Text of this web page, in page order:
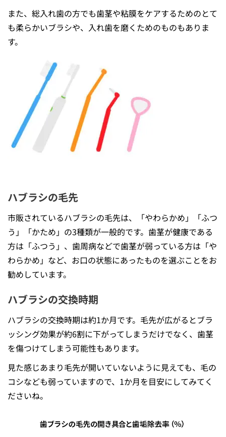
また、総入れ歯の方でも歯茎や粘膜をケアするためのとて
も柔らかいブラシや、入れ歯を磨くためのものもありま
す。
ハブラシの毛先
市販されているハブラシの毛先は、「やわらかめ」「ふつ
う」「かため」の3種類が⼀般的です。歯茎が健康である
⽅は「ふつう」、⻭周病などで歯茎が弱っている⽅は「や
わらかめ」など、お⼝の状態にあったものを選ぶことをお
勧めしています。
ハブラシの交換時期
ハブラシの交換時期は約1か月です。⽑先が広がるとブラ
ッシング効果が約6割に下がってしまうだけでなく、歯茎
を傷つけてしまう可能性もあります。
見た感じあまり毛先が開いていないように見えても、毛の
コシなども弱っていますので、1か月を目安にしてみてく
ださいね。